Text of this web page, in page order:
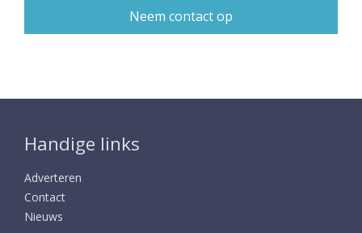
Handige links
Adverteren
Contact
Nieuws